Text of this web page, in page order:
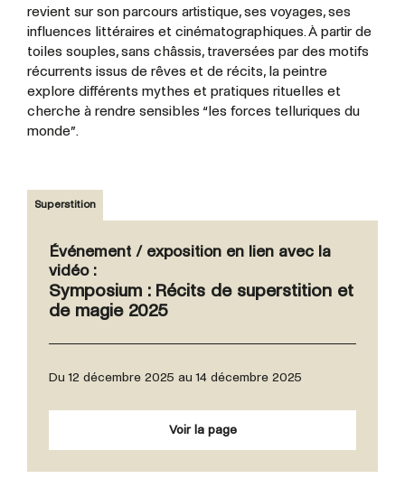
revient sur son parcours artistique, ses voyages, ses
influences littéraires et cinématographiques. À partir de
toiles souples, sans châssis, traversées par des motifs
récurrents issus de rêves et de récits, la peintre
explore différents mythes et pratiques rituelles et
cherche à rendre sensibles “les forces telluriques du
monde”.
Superstition
Événement / exposition en lien avec la
vidéo :
Symposium : Récits de superstition et
de magie 2025
Du 12 décembre 2025 au 14 décembre 2025
Voir la page